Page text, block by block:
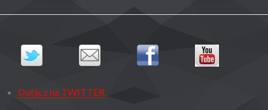
Dołącz na TWITTER